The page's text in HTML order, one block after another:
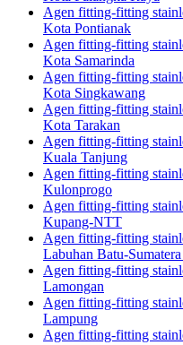
Agen fitting-fitting
Kota Pontianak
Agen fitting-fitting
Kota Samarinda
Agen fitting-fitting
Kota Singkawang
Agen fitting-fitting
Kota Tarakan
Agen fitting-fitting
Kuala Tanjung
Agen fitting-fitting
Kulonprogo
Agen fitting-fitting
Kupang-NTT
Agen fitting-fitting
Labuhan Batu-
Agen fitting-fitting
Lamongan
Agen fitting-fitting
Lampung
Agen fitting-fitting